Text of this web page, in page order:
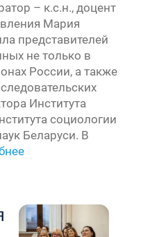
– к.с.н., доцент
Мария
представителей
не только в
России, а также
Института
социологии
Беларуси. В